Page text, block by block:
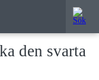
den svarta